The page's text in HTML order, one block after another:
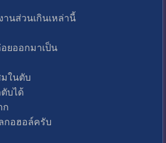
นส่วนเกินเหล่านี้
ยออกมาเป็น
ในตับ
บได้
ก
กอฮอล์ครับ